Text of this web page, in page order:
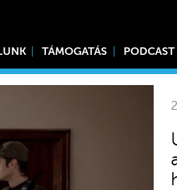
TÁMOGATÁS PODCAST